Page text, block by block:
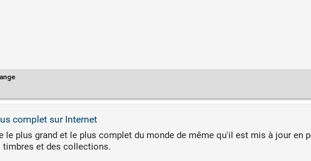
complet sur Internet
plus grand et le plus complet du monde de même qu'il est mis à jour en
timbres et des collections.